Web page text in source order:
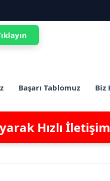
Başarı Tablomuz Biz
Hızlı